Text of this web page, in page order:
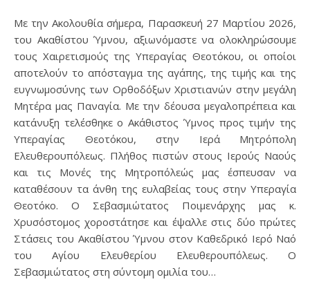
Με την Ακολουθία σήμερα, Παρασκευή 27 Μαρτίου 2026,
του Ακαθίστου Ύμνου, αξιωνόμαστε να ολοκληρώσουμε
τους Χαιρετισμούς της Υπεραγίας Θεοτόκου, οι οποίοι
αποτελούν το απόσταγμα της αγάπης, της τιμής και της
ευγνωμοσύνης των Ορθοδόξων Χριστιανών στην μεγάλη
Μητέρα μας Παναγία. Με την δέουσα μεγαλοπρέπεια και
κατάνυξη τελέσθηκε ο Ακάθιστος Ύμνος προς τιμήν της
Υπεραγίας Θεοτόκου, στην Ιερά Μητρόπολη
Ελευθερουπόλεως. Πλήθος πιστών στους Ιερούς Ναούς
και τις Μονές της Μητροπόλεώς μας έσπευσαν να
καταθέσουν τα άνθη της ευλαβείας τους στην Υπεραγία
Θεοτόκο. Ο Σεβασμιώτατος Ποιμενάρχης μας κ.
Χρυσόστομος χοροστάτησε και έψαλλε στις δύο πρώτες
Στάσεις του Ακαθίστου Ύμνου στον Καθεδρικό Ιερό Ναό
του Αγίου Ελευθερίου Ελευθερουπόλεως. Ο
Σεβασμιώτατος στη σύντομη ομιλία του…